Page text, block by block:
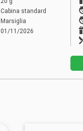
Cabina standard
Marsiglia
01/11/2026